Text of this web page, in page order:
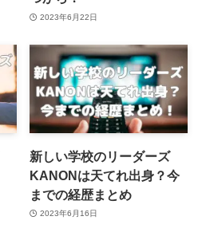
2023年6月22日
新しい学校のリーダーズ
KANONは天てれ出身？今
までの経歴まとめ
2023年6月16日